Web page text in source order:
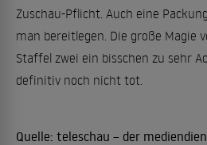
Zuschau-Pflicht. Auch eine
man bereitlegen. Die große Magie
Staffel zwei ein bisschen zu sehr
definitiv noch nicht tot.
Quelle: teleschau – der